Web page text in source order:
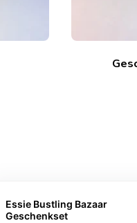
Essie Bustling Bazaar
Geschenkset